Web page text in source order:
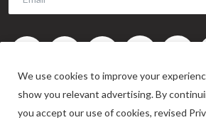
We use cookies to improve your
show you relevant advertising. By
you accept our use of cookies, revised